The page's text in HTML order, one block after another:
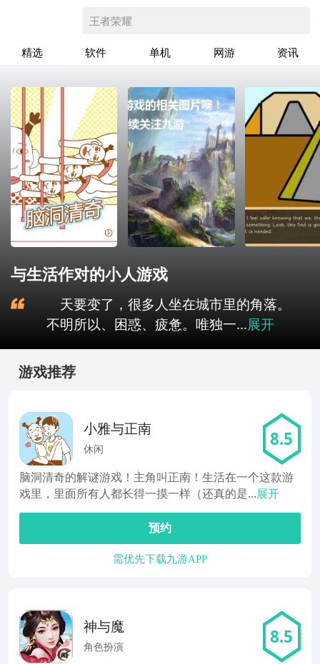
王者荣耀
精选 软件 单机 网游 资讯
与生活作对的小人游戏
天要变了，很多人坐在城市里的角落。
不明所以、困惑、疲惫。唯独一...展开
游戏推荐
小雅与正南
休闲 8.5
脑洞清奇的解谜游戏！主角叫正南！生活在一个这款游
戏里，里面所有人都长得一摸一样（还真的是...展开
预约
需优先下载九游APP
神与魔
角色扮演 8.5